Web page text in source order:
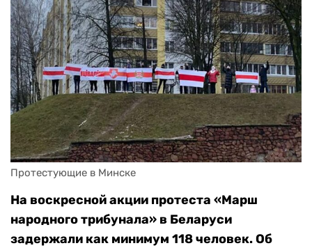
Протестующие в Минске
На воскресной акции протеста «Марш
народного трибунала» в Беларуси
задержали как минимум 118 человек. Об